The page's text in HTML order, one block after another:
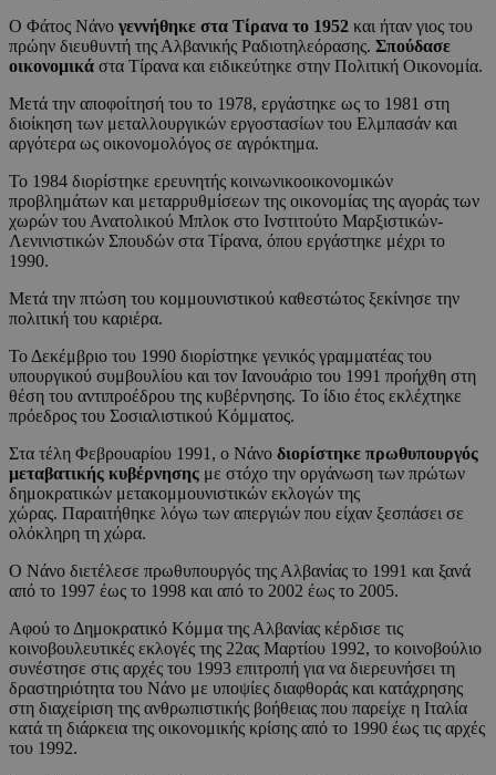
Ο Φάτος Νάνο γεννήθηκε στα Τίρανα το 1952 και ήταν γιος του
πρώην διευθυντή της Αλβανικής Ραδιοτηλεόρασης. Σπούδασε
οικονομικά στα Τίρανα και ειδικεύτηκε στην Πολιτική Οικονομία.
Μετά την αποφοίτησή του το 1978, εργάστηκε ως το 1981 στη
διοίκηση των μεταλλουργικών εργοστασίων του Ελμπασάν και
αργότερα ως οικονομολόγος σε αγρόκτημα.
Το 1984 διορίστηκε ερευνητής κοινωνικοοικονομικών
προβλημάτων και μεταρρυθμίσεων της οικονομίας της αγοράς των
χωρών του Ανατολικού Μπλοκ στο Ινστιτούτο Μαρξιστικών-
Λενινιστικών Σπουδών στα Τίρανα, όπου εργάστηκε μέχρι το
1990.
Μετά την πτώση του κομμουνιστικού καθεστώτος ξεκίνησε την
πολιτική του καριέρα.
Το Δεκέμβριο του 1990 διορίστηκε γενικός γραμματέας του
υπουργικού συμβουλίου και τον Ιανουάριο του 1991 προήχθη στη
θέση του αντιπροέδρου της κυβέρνησης. Το ίδιο έτος εκλέχτηκε
πρόεδρος του Σοσιαλιστικού Κόμματος.
Στα τέλη Φεβρουαρίου 1991, ο Νάνο διορίστηκε πρωθυπουργός
μεταβατικής κυβέρνησης με στόχο την οργάνωση των πρώτων
δημοκρατικών μετακομμουνιστικών εκλογών της
χώρας. Παραιτήθηκε λόγω των απεργιών που είχαν ξεσπάσει σε
ολόκληρη τη χώρα.
Ο Νάνο διετέλεσε πρωθυπουργός της Αλβανίας το 1991 και ξανά
από το 1997 έως το 1998 και από το 2002 έως το 2005.
Αφού το Δημοκρατικό Κόμμα της Αλβανίας κέρδισε τις
κοινοβουλευτικές εκλογές της 22ας Μαρτίου 1992, το κοινοβούλιο
συνέστησε στις αρχές του 1993 επιτροπή για να διερευνήσει τη
δραστηριότητα του Νάνο με υποψίες διαφθοράς και κατάχρησης
στη διαχείριση της ανθρωπιστικής βοήθειας που παρείχε η Ιταλία
κατά τη διάρκεια της οικονομικής κρίσης από το 1990 έως τις αρχές
του 1992.